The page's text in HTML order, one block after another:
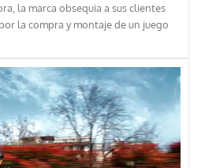
la marca obsequia a sus clientes
la compra y montaje de un juego